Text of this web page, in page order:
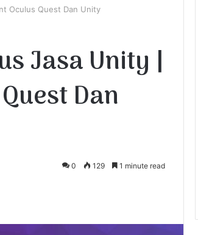
Oculus Quest Dan Unity
Jasa Unity |
Dan
0 129 1 minute read